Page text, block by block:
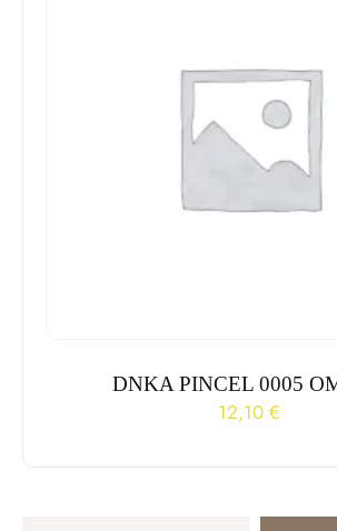
DNKA PINCEL 0005
12,10 €